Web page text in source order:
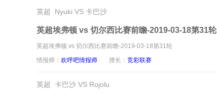
英超 Nyuki VS 卡巴沙
英超埃弗顿 vs 切尔西比赛前瞻-2019-03-18第31轮
英超埃弗顿 vs 切尔西比赛前瞻-2019-03-18第31轮
情报师： 欢呼吧情报师 擅长： 竞彩联赛
英超 卡巴沙 VS Rojolu